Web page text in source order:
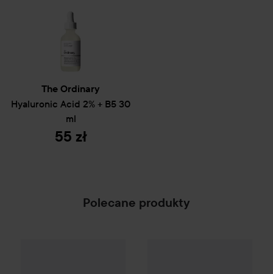
The Ordinary
Hyaluronic Acid 2% + B5 30
ml
55 zł
Polecane produkty